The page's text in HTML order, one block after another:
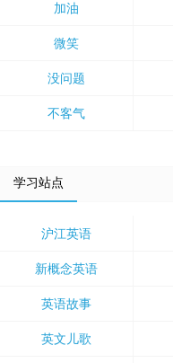
加油
微笑
没问题
不客气
学习站点
沪江英语
新概念英语
英语故事
英文儿歌